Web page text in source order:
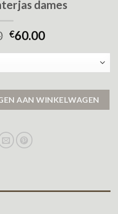
dames
€60.00
AAN WINKELWAGEN